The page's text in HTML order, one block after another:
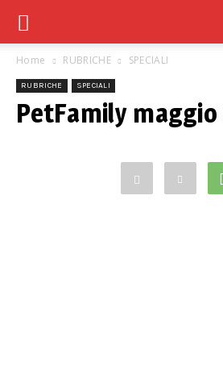
Home RUBRICHE SPECIALI
RUBRICHE SPECIALI
PetFamily